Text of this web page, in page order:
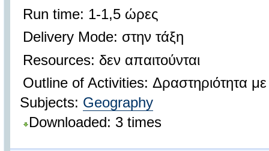
Run time: 1-1,5 ώρες
Delivery Mode: στην τάξη
Resources: δεν απαιτούνται
Outline of Activities: Δραστηριότητα
Subjects: Geography
Downloaded: 3 times